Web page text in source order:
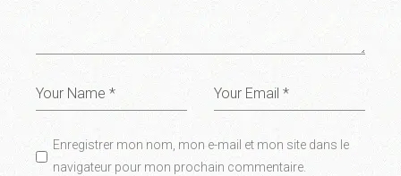
Enregistrer mon nom, mon e-mail et mon site dans le
navigateur pour mon prochain commentaire.